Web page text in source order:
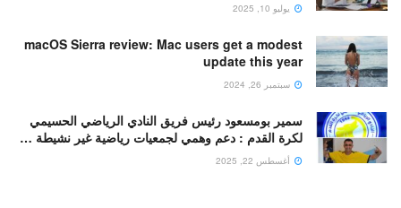
يوليو 10, 2025
macOS Sierra review: Mac users get a modest
update this year
سبتمبر 26, 2024
سمير بومسعود رئيس فريق النادي الرياضي الحسيمي
لكرة القدم : دعم وهمي لجمعيات رياضية غير نشيطة …
أغسطس 22, 2025